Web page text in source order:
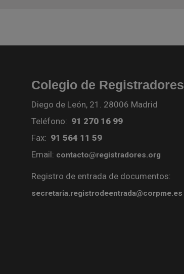
Colegio de Registradores
Diego de León, 21. 28006 Madrid
Teléfono: 91 270 16 99
Fax: 91 564 11 59
Email: contacto@registradores.org
Registro de entrada de documentos:
secretaria.registrodeentrada@corpme.es